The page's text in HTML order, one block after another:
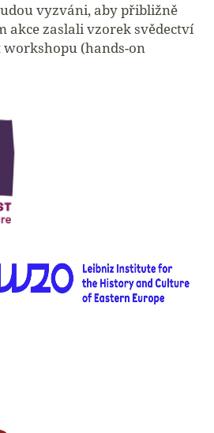
vyzváni, aby přibližně
akce zaslali vzorek svědectví
(hands-on